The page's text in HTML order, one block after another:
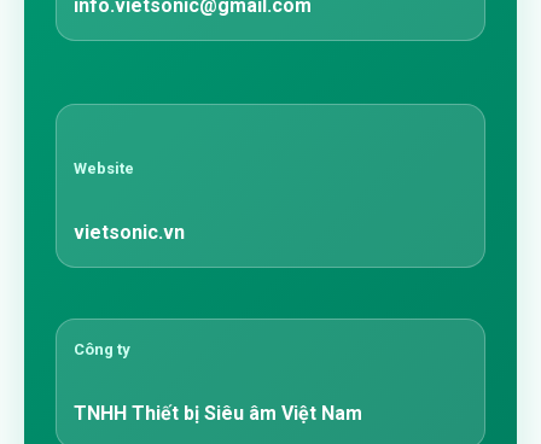
info.vietsonic@gmail.com
Website
vietsonic.vn
Công ty
TNHH Thiết bị Siêu âm Việt Nam